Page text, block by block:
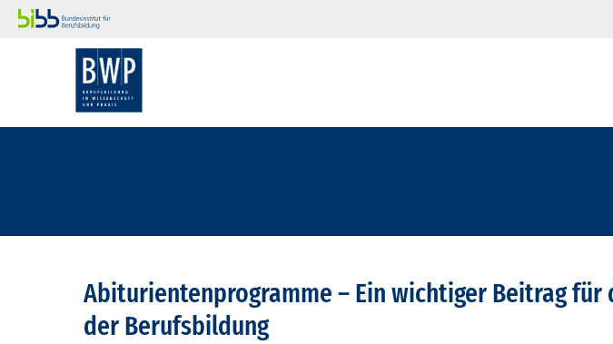
Abiturientenprogramme – Ein wichtiger Beitrag für
der Berufsbildung